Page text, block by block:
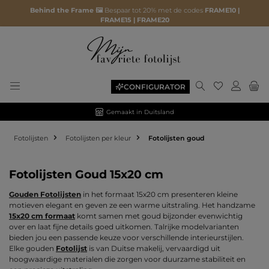
Behind the Frame 🖼️ Bespaar tot 20% met de codes FRAME10 |
FRAME15 | FRAME20
CONFIGURATOR Je hebt 0
Gemaakt in Duitsland
Fotolijsten Fotolijsten per kleur Fotolijsten goud
Fotolijsten Goud 15x20 cm
Gouden Fotolijsten in het formaat 15x20 cm presenteren kleine
motieven elegant en geven ze een warme uitstraling. Het handzame
15x20 cm formaat komt samen met goud bijzonder evenwichtig
over en laat fijne details goed uitkomen. Talrijke modelvarianten
bieden jou een passende keuze voor verschillende interieurstijlen.
Elke gouden Fotolijst is van Duitse makelij, vervaardigd uit
hoogwaardige materialen die zorgen voor duurzame stabiliteit en